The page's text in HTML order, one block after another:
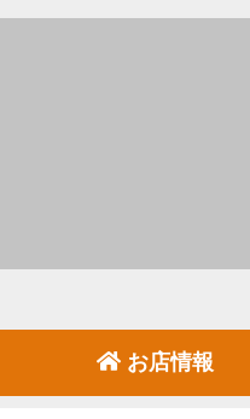
お店情報